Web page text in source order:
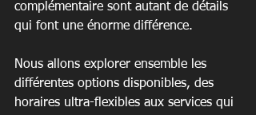
complémentaire sont autant de détails
qui font une énorme différence.
Nous allons explorer ensemble les
différentes options disponibles, des
horaires ultra-flexibles aux services qui